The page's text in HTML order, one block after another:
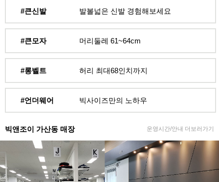
#큰신발 발볼넓은 신발 경험해보세요
#큰모자 머리둘레 61~64cm
#롱벨트 허리 최대68인치까지
#언더웨어 빅사이즈만의 노하우
빅앤조이 가산동 매장 운영시간/안내 더보러가기